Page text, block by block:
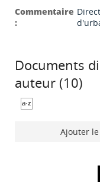
Commentaire
:
Documents
auteur (10)
Ajouter